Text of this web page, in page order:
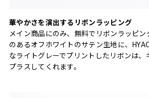
華やかさを演出するリボンラッピング
メイン商品にのみ、無料でリボンラッピ
のあるオフホワイトのサテン生地に、
なライトグレーでプリントしたリボンは、
プラスしてくれます。